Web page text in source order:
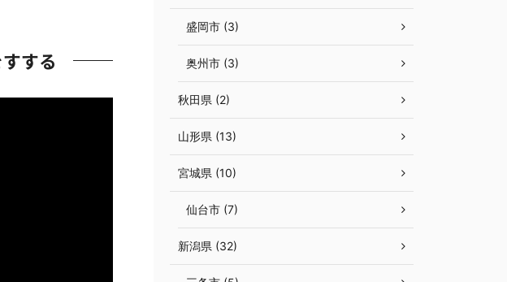
する
盛岡市 (3)
奥州市 (3)
秋田県 (2)
山形県 (13)
宮城県 (10)
仙台市 (7)
新潟県 (32)